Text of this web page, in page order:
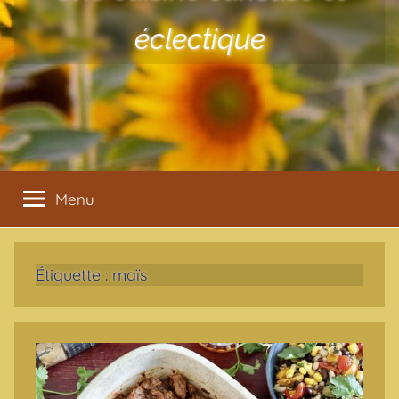
éclectique
Menu
Étiquette : maïs